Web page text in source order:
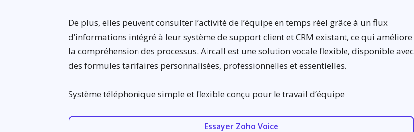
De plus, elles peuvent consulter l’activité de l’équipe en temps réel grâce à un flux
d’informations intégré à leur système de support client et CRM existant, ce qui améliore
la compréhension des processus. Aircall est une solution vocale flexible, disponible avec
des formules tarifaires personnalisées, professionnelles et essentielles.
Système téléphonique simple et flexible conçu pour le travail d’équipe
Essayer Zoho Voice